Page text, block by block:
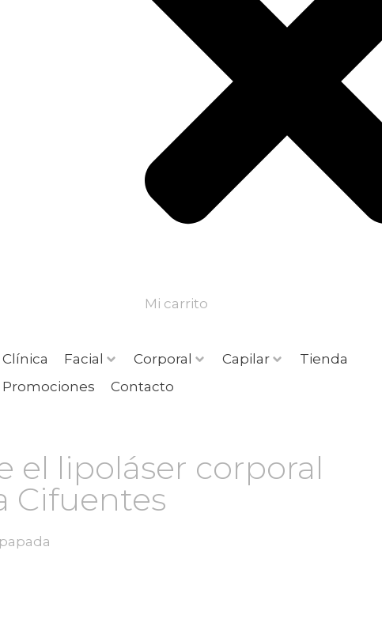
Mi carrito
Clínica Facial Corporal Capilar
Tienda
Promociones
Contacto
el lipoláser corporal
Cifuentes